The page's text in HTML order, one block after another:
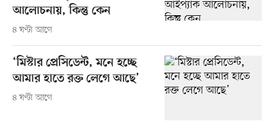
আলোচনায়, কিন্তু কেন
৪ ঘণ্টা আগে
‘মিস্টার প্রেসিডেন্ট, মনে হচ্ছে
আমার হাতে রক্ত লেগে আছে’
৪ ঘণ্টা আগে